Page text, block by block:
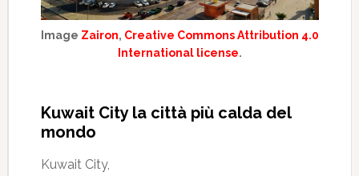
Image Zairon, Creative Commons Attribution 4.0
International license.
Kuwait City la città più calda del
mondo
Kuwait City,